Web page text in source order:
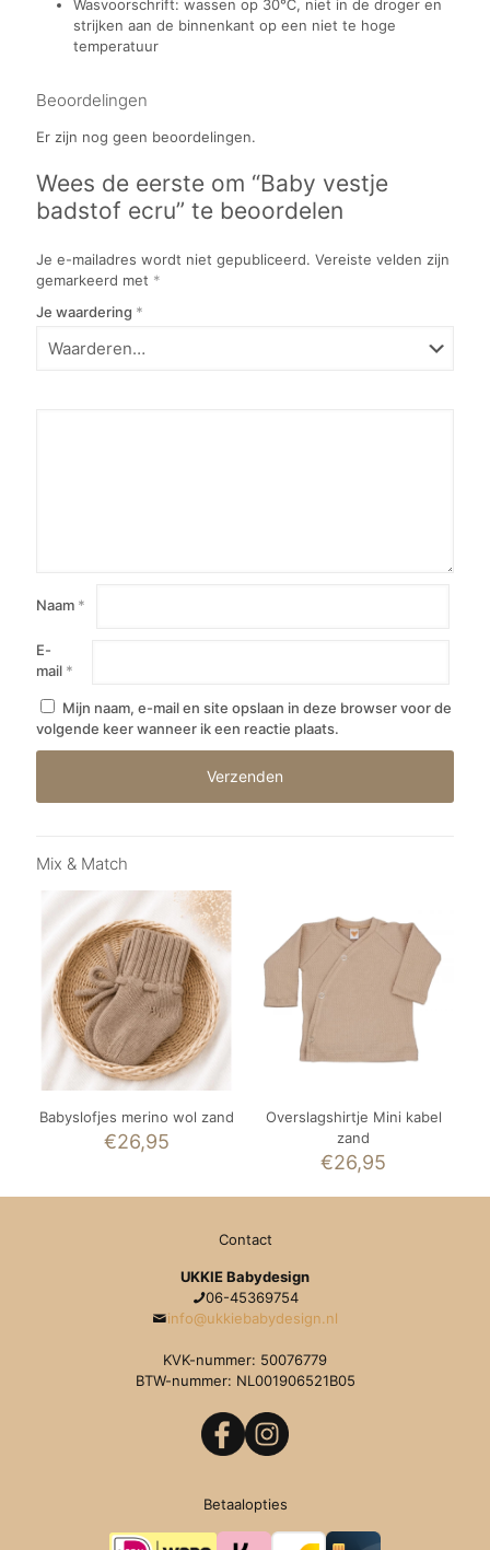
Wasvoorschrift: wassen op 30℃, niet in de droger en
strijken aan de binnenkant op een niet te hoge
temperatuur
Beoordelingen
Er zijn nog geen beoordelingen.
Wees de eerste om “Baby vestje
badstof ecru” te beoordelen
Je e-mailadres wordt niet gepubliceerd. Vereiste velden zijn
gemarkeerd met *
Je waardering *
Naam *
E-
mail *
Mijn naam, e-mail en site opslaan in deze browser voor de
volgende keer wanneer ik een reactie plaats.
Mix & Match
Babyslofjes merino wol zand
€26,95
Overslagshirtje Mini kabel
zand
€26,95
Contact
UKKIE Babydesign
06-45369754
info@ukkiebabydesign.nl
KVK-nummer: 50076779
BTW-nummer: NL001906521B05
Betaalopties